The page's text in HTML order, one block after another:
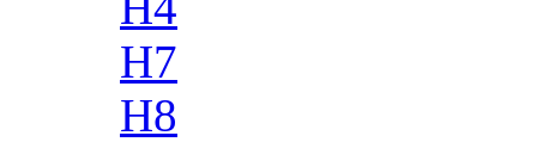
H7
H8